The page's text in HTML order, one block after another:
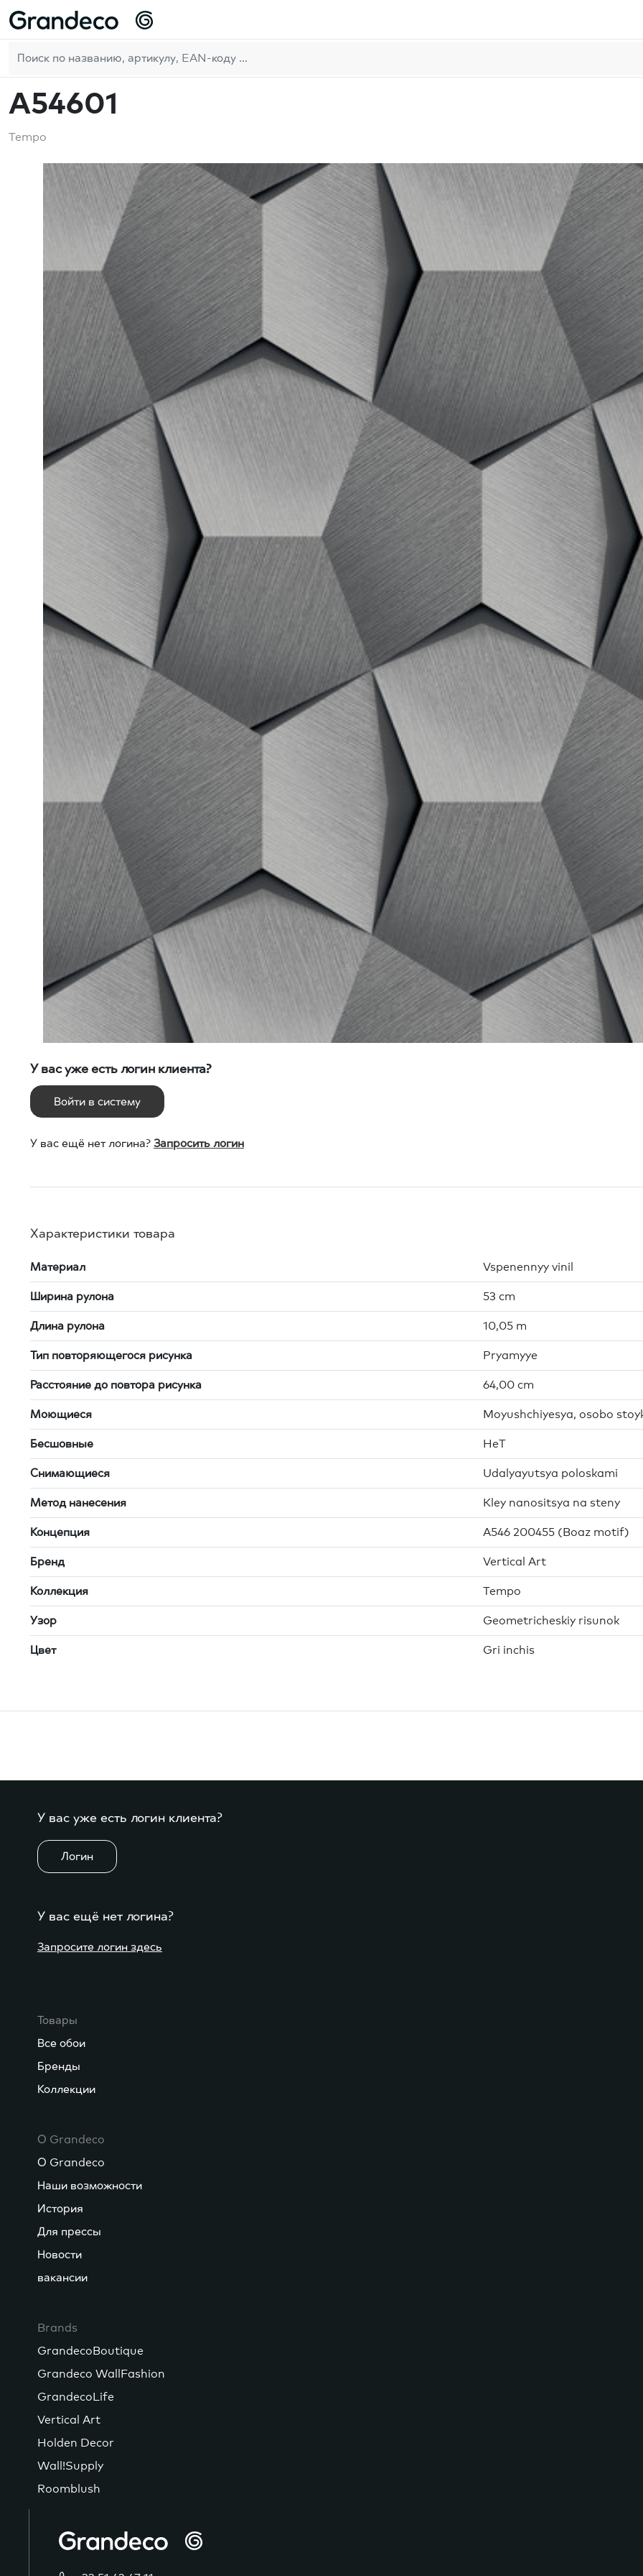
Домой Vertical Art Tempo
A54601
Tempo
У вас уже есть логин клиента?
Войти в систему
У вас ещё нет логина? Запросить логин
Характеристики товара
Материал Vspenennyy vinil
Ширина рулона 53 cm
Длина рулона 10,05 m
Тип повторяющегося рисунка Pryamyye
Расстояние до повтора рисунка 64,00 cm
Моющиеся Moyushchiyesya, osobo
Бесшовные HeT
Снимающиеся Udalyayutsya poloskami
Метод нанесения Kley nanositsya na steny
Концепция A546 200455 (Boaz motif)
Бренд Vertical Art
Коллекция Tempo
Узор Geometricheskiy risunok
Цвет Gri inchis
У вас уже есть логин клиента?
Логин
У вас ещё нет логина?
Запросите логин здесь
Товары
Все обои
Бренды
Коллекции
О Grandeco
О Grandeco
Наши возможности
История
Для прессы
Новости
вакансии
Brands
GrandecoBoutique
Grandeco WallFashion
GrandecoLife
Vertical Art
Holden Decor
Wall!Supply
Roomblush